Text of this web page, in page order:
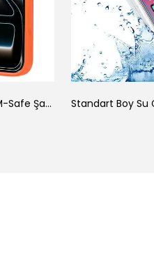
Apple iPhone 17 Pro Max Kılıf M-Safe Şarj Özellikli Standlı Zore Proton Silikon Kapak Standart Boy Su